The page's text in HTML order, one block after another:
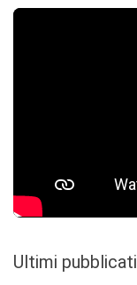
Ultimi pubblicati